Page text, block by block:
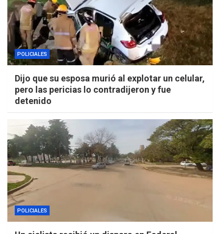
POLICIALES
Dijo que su esposa murió al explotar un celular,
pero las pericias lo contradijeron y fue
detenido
POLICIALES